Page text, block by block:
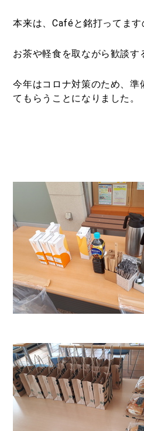
本来は、Caféと銘打ってます
お茶や軽食を取ながら歓談す
今年はコロナ対策のため、準
てもらうことになりました。